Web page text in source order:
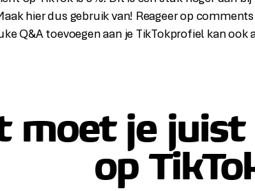
hier dus gebruik van! Reageer op
Q&A toevoegen aan je TikTokprofiel kan ook
moet je juist
op